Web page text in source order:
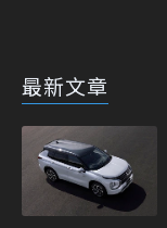
最新文章